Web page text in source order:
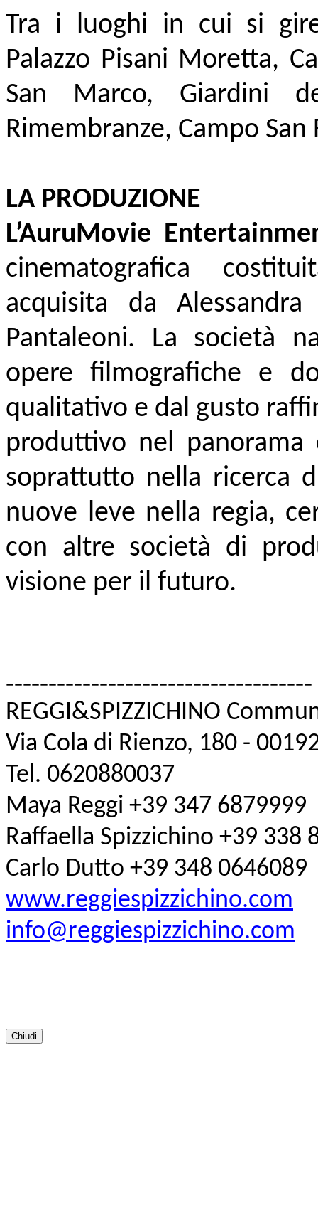
Tra i luoghi in cui si
Palazzo Pisani Moretta,
San Marco, Giardini
Rimembranze, Campo
LA PRODUZIONE
L’AuruMovie
cinematografica
acquisita da
Pantaleoni. La società
opere filmografiche e
qualitativo e dal gusto
produttivo nel
soprattutto nella ricerca
nuove leve nella regia,
con altre società di
visione per il futuro.
------------------------------------
REGGI&SPIZZICHINO
Via Cola di Rienzo, 180 -
Tel. 0620880037
Maya Reggi +39 347 6879999
Raffaella Spizzichino +39 338
Carlo Dutto +39 348 0646089
www.reggiespizzichino.com
info@reggiespizzichino.com
Chiudi